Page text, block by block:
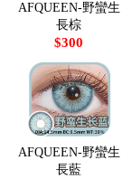
AFQUEEN-野蠻生
長棕
$300
AFQUEEN-野蠻生
長藍